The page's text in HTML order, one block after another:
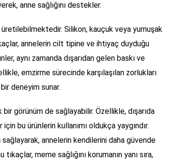
anne sağlığını destekler.
Silikon, kauçuk veya yumuşak
annelerin cilt tipine ve ihtiyaç duyduğu
aynı zamanda dışarıdan gelen baskı ve
emzirme sürecinde karşılaşılan zorlukları
deneyim sunar.
bir görünüm de sağlayabilir. Özellikle, dışarıda
bu ürünlerin kullanımı oldukça yaygındır.
sağlayarak, annelerin kendilerini daha güvende
meme sağlığını korumanın yanı sıra,